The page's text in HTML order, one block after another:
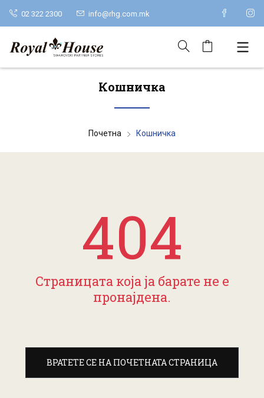
02 322 2300 info@rhg.com.mk
Кошничка
Почетна Кошничка
404
Страницата која ја барате не е
пронајдена.
ВРАТЕТЕ СЕ НА ПОЧЕТНАТА СТРАНИЦА